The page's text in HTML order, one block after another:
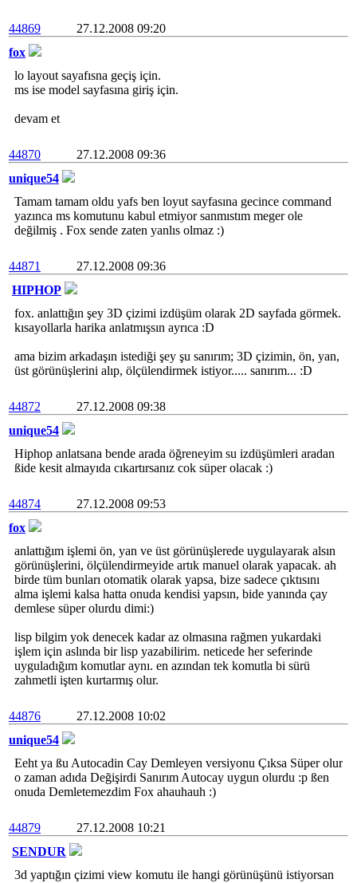
44869
27.12.2008 09:20
fox
lo layout sayafısna geçiş için.
ms ise model sayfasına giriş için.
devam et
44870
27.12.2008 09:36
unique54
Tamam tamam oldu yafs ben loyut sayfasına gecince command
yazınca ms komutunu kabul etmiyor sanmıstım meger ole
değilmiş . Fox sende zaten yanlıs olmaz :)
44871
27.12.2008 09:36
HIPHOP
fox. anlattığın şey 3D çizimi izdüşüm olarak 2D sayfada görmek.
kısayollarla harika anlatmışsın ayrıca :D
ama bizim arkadaşın istediği şey şu sanırım; 3D çizimin, ön, yan,
üst görünüşlerini alıp, ölçülendirmek istiyor..... sanırım... :D
44872
27.12.2008 09:38
unique54
Hiphop anlatsana bende arada öğreneyim su izdüşümleri aradan
ßide kesit almayıda cıkartırsanız cok süper olacak :)
44874
27.12.2008 09:53
fox
anlattığım işlemi ön, yan ve üst görünüşlerede uygulayarak alsın
görünüşlerini, ölçülendirmeyide artık manuel olarak yapacak. ah
birde tüm bunları otomatik olarak yapsa, bize sadece çıktısını
alma işlemi kalsa hatta onuda kendisi yapsın, bide yanında çay
demlese süper olurdu dimi:)
lisp bilgim yok denecek kadar az olmasına rağmen yukardaki
işlem için aslında bir lisp yazabilirim. neticede her seferinde
uyguladığım komutlar aynı. en azından tek komutla bi sürü
zahmetli işten kurtarmış olur.
44876
27.12.2008 10:02
unique54
Eeht ya ßu Autocadin Cay Demleyen versiyonu Çıksa Süper olur
o zaman adıda Değişirdi Sanırım Autocay uygun olurdu :p ßen
onuda Demletemezdim Fox ahauhauh :)
44879
27.12.2008 10:21
SENDUR
3d yaptığın çizimi view komutu ile hangi görünüşünü istiyorsan